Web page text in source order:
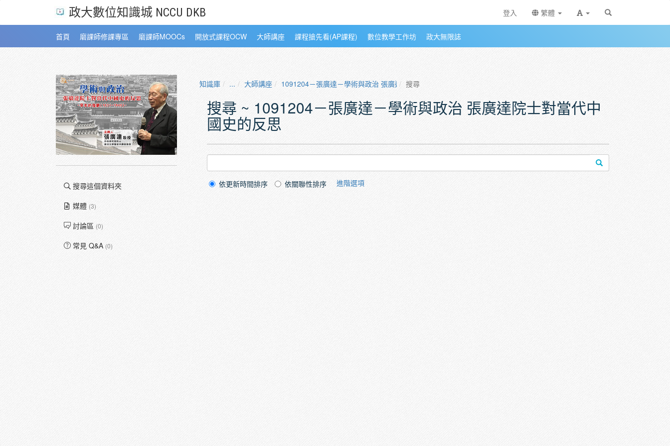
政大數位知識城 NCCU DKB 登入 繁體
首頁 磨課師修課專區 磨課師MOOCs 開放式課程OCW 大師講座 課程搶先看(AP課程) 數位教學工作坊 政大無限誌
搜尋這個資料夾
媒體 (3)
討論區 (0)
常見 Q&A (0)
知識庫 ... 大師講座 1091204－張廣達－學術與政治 張廣達院士對當代中國史的反思
搜尋
搜尋 ~ 1091204－張廣達－學術與政治 張廣達院士對當代中
國史的反思
依更新時間排序 依關聯性排序 進階選項